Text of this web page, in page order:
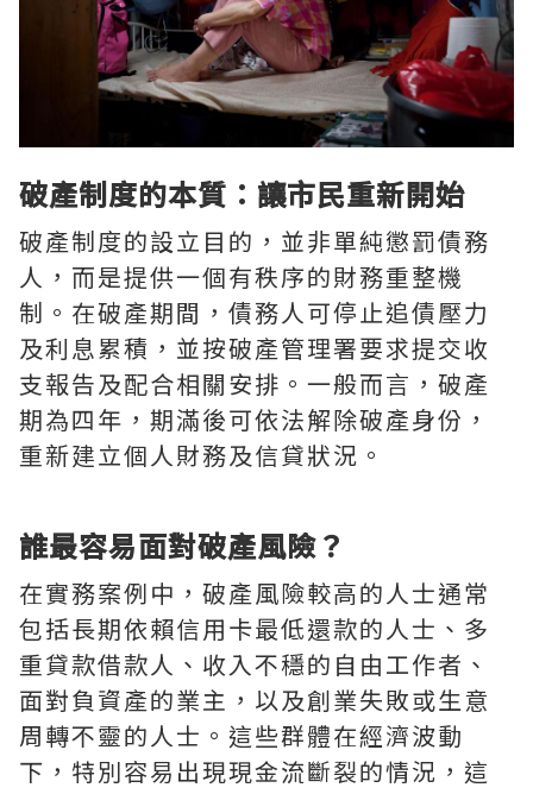
破產制度的本質：讓市民重新開始
破產制度的設立目的，並非單純懲罰債務
人，而是提供一個有秩序的財務重整機
制。在破產期間，債務人可停止追債壓力
及利息累積，並按破產管理署要求提交收
支報告及配合相關安排。一般而言，破產
期為四年，期滿後可依法解除破產身份，
重新建立個人財務及信貸狀況。
誰最容易面對破產風險？
在實務案例中，破產風險較高的人士通常
包括長期依賴信用卡最低還款的人士、多
重貸款借款人、收入不穩的自由工作者、
面對負資產的業主，以及創業失敗或生意
周轉不靈的人士。這些群體在經濟波動
下，特別容易出現現金流斷裂的情況，這